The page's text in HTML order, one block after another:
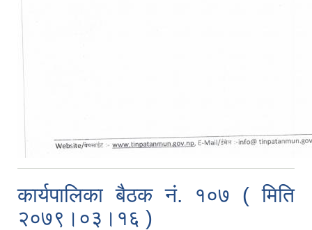
कार्यपालिका बैठक नं. १०७ ( मिति
२०७९।०३।१६ )